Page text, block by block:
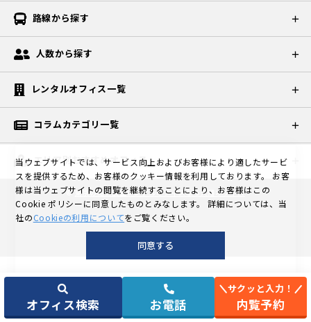
オフィス検索 お電話
サクッと入力！
内覧予約
路線から探す
人数から探す
レンタルオフィス一覧
コラムカテゴリ一覧
エリア別おすすめオフィス
©東京の格安個室レンタルオフィスなら天翔オフィス
当ウェブサイトでは、サービス向上およびお客様により適したサービ
スを提供するため、お客様のクッキー情報を利用しております。
お客
様は当ウェブサイトの閲覧を継続することにより、お客様はこの
Cookie ポリシーに同意したものとみなします。
詳細については、当
社のCookieの利用についてをご覧ください。
同意する